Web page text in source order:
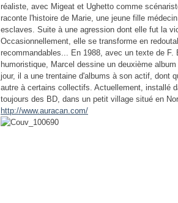
réaliste, avec Migeat et Ughetto comme
raconte l'histoire de Marie, une jeune fille
esclaves. Suite à une agression dont elle fut la
Occasionnellement, elle se transforme en
recommandables... En 1988, avec un texte de
humoristique, Marcel dessine un deuxième
jour, il a une trentaine d'albums à son actif, dont
autre à certains collectifs. Actuellement, installé
toujours des BD, dans un petit village situé en
http://www.auracan.com/